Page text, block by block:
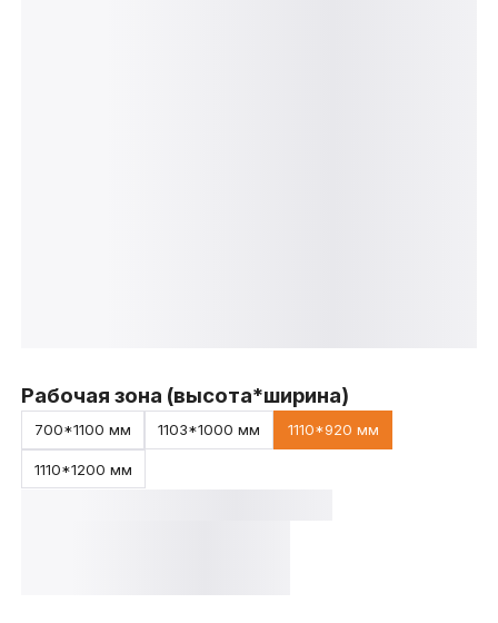
Рабочая зона (высота*ширина)
700*1100 мм 1103*1000 мм 1110*920 мм
1110*1200 мм